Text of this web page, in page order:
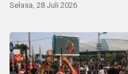
Selasa, 28 Juli 2026